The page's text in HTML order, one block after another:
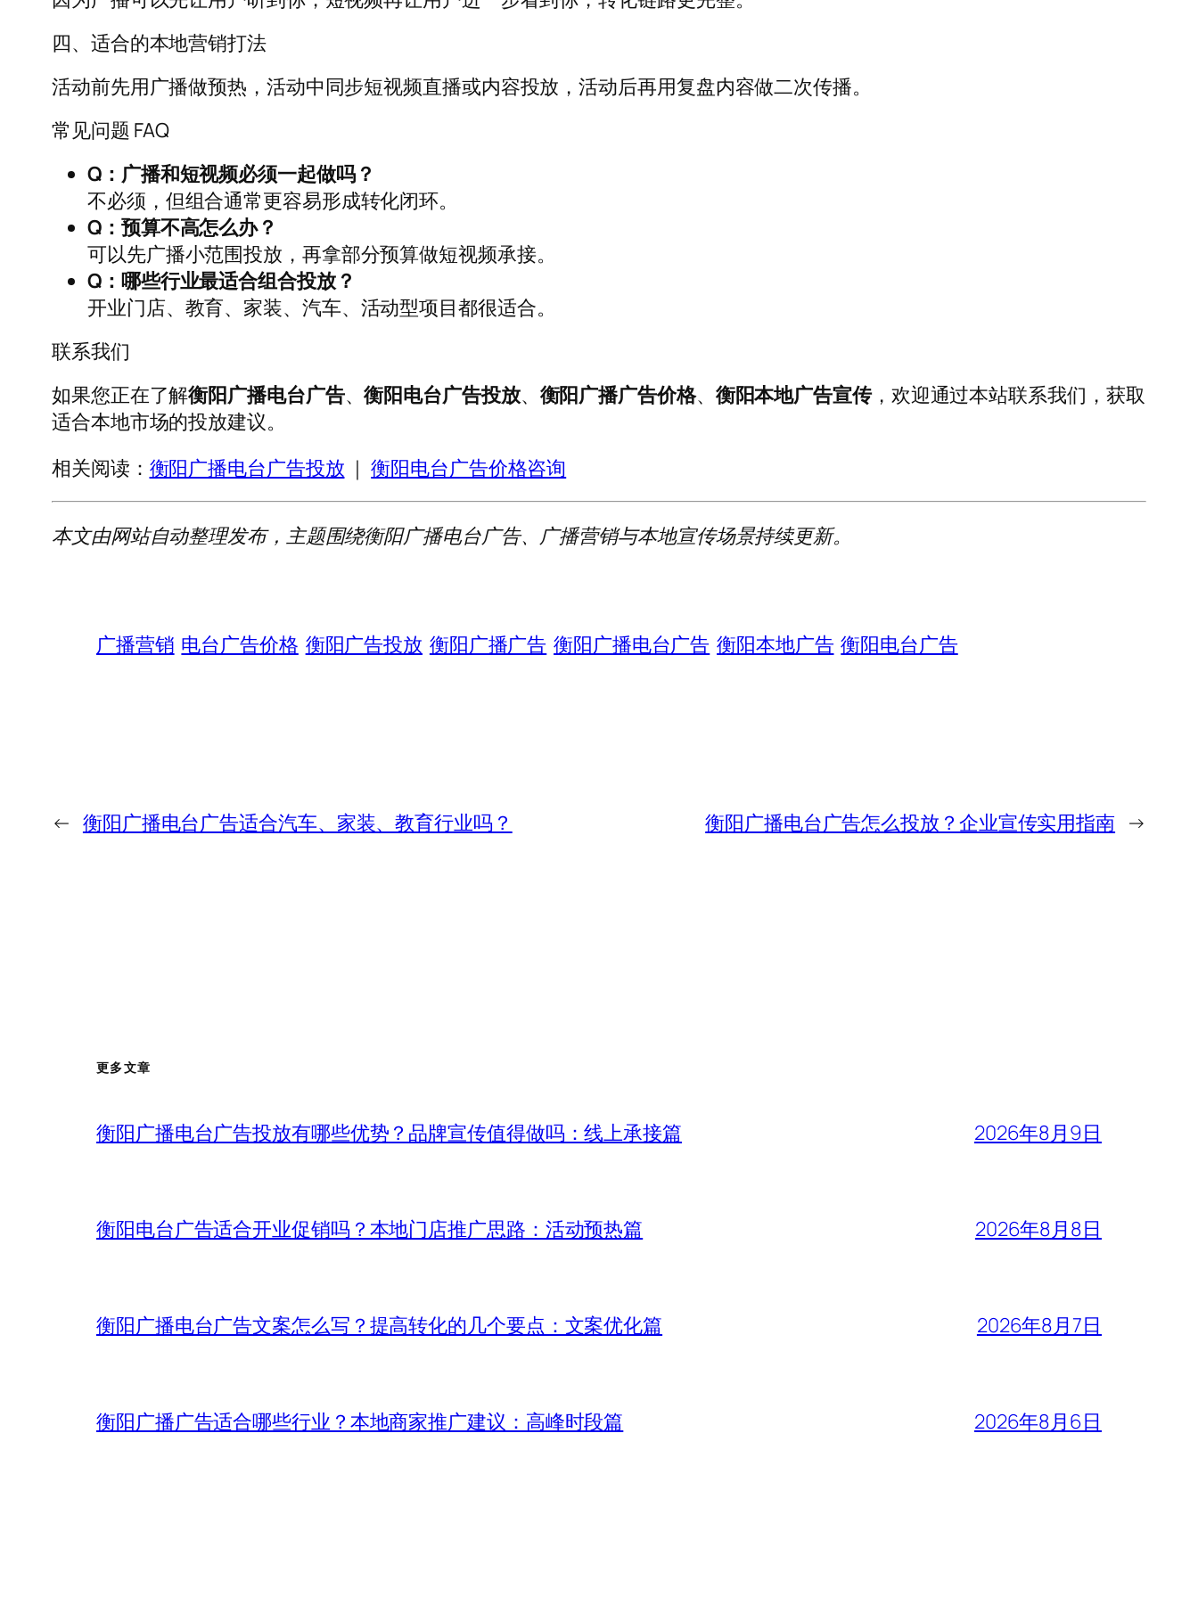
四、适合的本地营销打法
活动前先用广播做预热，活动中同步短视频直播或内容投放，活动后再用复盘内容做二次传播。
常见问题 FAQ
Q：广播和短视频必须一起做吗？
不必须，但组合通常更容易形成转化闭环。
Q：预算不高怎么办？
可以先广播小范围投放，再拿部分预算做短视频承接。
Q：哪些行业最适合组合投放？
开业门店、教育、家装、汽车、活动型项目都很适合。
联系我们
如果您正在了解衡阳广播电台广告、衡阳电台广告投放、 衡阳广播广告价格、 衡阳本地广告宣传，欢迎通过本站联系我们，获取
适合本地市场的投放建议。
相关阅读： 衡阳广播电台广告投放 ｜衡阳电台广告价格咨询
本文由网站自动整理发布，主题围绕衡阳广播电台广告、广播营销与本地宣传场景持续更新。
广播营销 电台广告价格 衡阳广告投放 衡阳广播广告 衡阳广播电台广告 衡阳本地广告 衡阳电台广告
← 衡阳广播电台广告适合汽车、家装、教育行业吗？ 衡阳广播电台广告怎么投放？企业宣传实用指南 →
更多文章
衡阳广播电台广告投放有哪些优势？品牌宣传值得做吗：线上承接篇 2026年8月9日
衡阳电台广告适合开业促销吗？本地门店推广思路：活动预热篇 2026年8月8日
衡阳广播电台广告文案怎么写？提高转化的几个要点：文案优化篇 2026年8月7日
衡阳广播广告适合哪些行业？本地商家推广建议：高峰时段篇 2026年8月6日